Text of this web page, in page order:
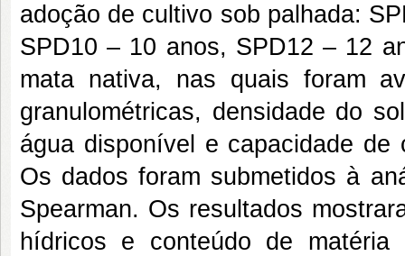
adoção de cultivo sob palhada:
SPD10 – 10 anos, SPD12 – 12
mata nativa, nas quais foram
granulométricas, densidade do
água disponível e capacidade
Os dados foram submetidos à
Spearman. Os resultados
hídricos e conteúdo de matéria